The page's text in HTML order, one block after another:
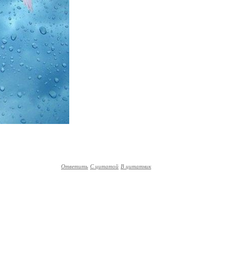
Ответить С цитатой В цитатник